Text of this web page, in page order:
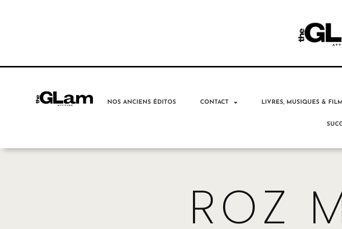
NOS ANCIENS ÉDITOS CONTACT LIVRES, MUSIQUES &
ROZ